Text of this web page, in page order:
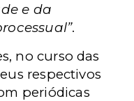
e da
.
no curso das
respectivos
periódicas